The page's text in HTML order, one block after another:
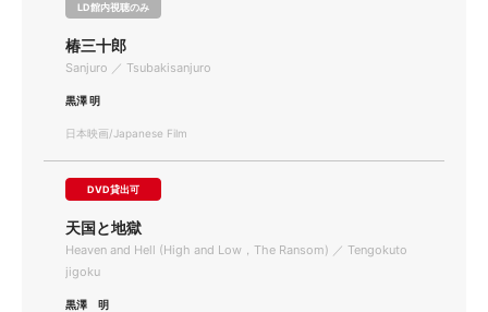
LD館内視聴のみ
椿三十郎
Sanjuro ／ Tsubakisanjuro
黒澤 明
日本映画/Japanese Film
DVD貸出可
天国と地獄
Heaven and Hell (High and Low，The Ransom) ／ Tengokuto
jigoku
黒澤 明